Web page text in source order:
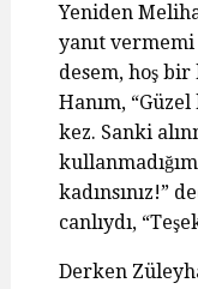
Yeniden
yanıt vermemi
desem, hoş bir
Hanım,
kez. Sanki
kadınsınız!”
canlıydı,
Derken